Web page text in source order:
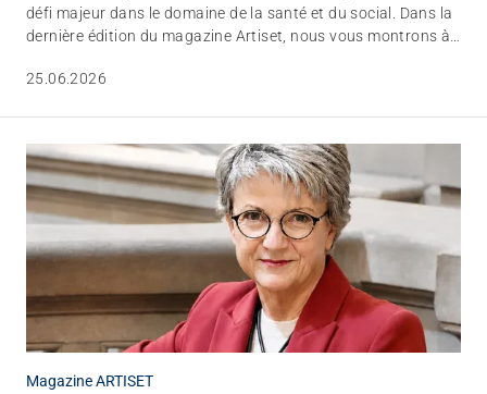
défi majeur dans le domaine de la santé et du social. Dans la
dernière édition du magazine Artiset, nous vous montrons à
durablement leurs collaborateur·trices grâce à des
25.06.2026
Magazine ARTISET